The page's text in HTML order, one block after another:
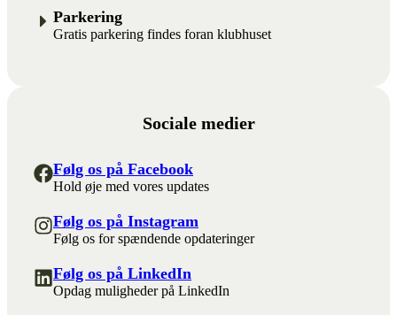
Parkering
Gratis parkering findes foran klubhuset
Sociale medier
Følg os på Facebook
Hold øje med vores updates
Følg os på Instagram
Følg os for spændende opdateringer
Følg os på LinkedIn
Opdag muligheder på LinkedIn